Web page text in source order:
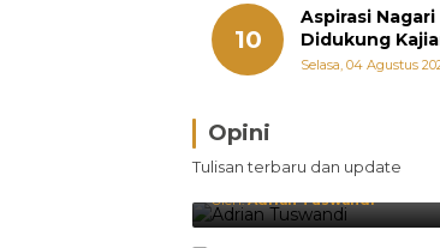
10
Aspirasi Nagari
Didukung
Zigo Rolanda:
Selasa, 04 Agustus
Opini
Tulisan terbaru dan update
Brasil Lebih
Jepang Selalu Punya
Kejutan
Oleh:Adrian Tuswandi